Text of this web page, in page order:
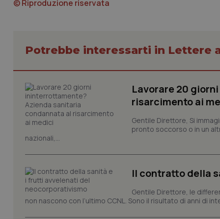
© Riproduzione riservata
Potrebbe interessarti in Lettere
Lavorare 20
risarcimento ai
Gentile Direttore, Si
pronto soccorso o in un
nazionali,...
Il contratto della
Gentile Direttore, le
non nascono con l’ultimo CCNL. Sono il risultato di anni di
I cookie necessari
Nome
tracking-sites-
tracking-sites-